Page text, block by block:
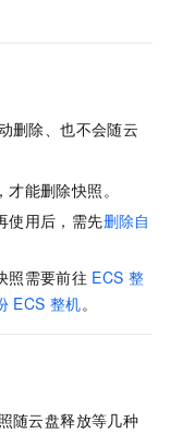
删除、也不会随云
，才能删除快照。
使用后，需先删除自
照需要前往 ECS 整
ECS 整机。
随云盘释放等几种